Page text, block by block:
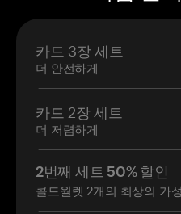
카드 3장 세트
더 안전하게
카드 2장 세트
더 저렴하게
2번째 세트 50% 할인
콜드월렛 2개의 최상의 가